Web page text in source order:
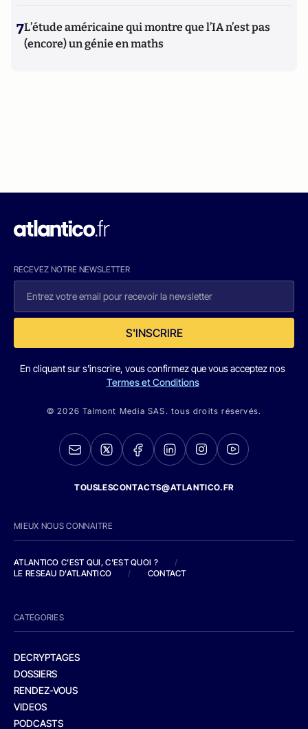
7L’étude américaine qui montre que l’IA n’est pas
(encore) un génie en maths
RECEVEZ NOTRE NEWSLETTER
S'INSCRIRE
En cliquant sur s'inscrire, vous confirmez que vous acceptez nos
Termes et Conditions
© 2026 Talmont Media SAS. tous droits réservés.
TOUSLESCONTACTS@ATLANTICO.FR
MIEUX NOUS CONNAITRE
ATLANTICO C'EST QUI, C'EST QUOI ?
/
LE RESEAU D'ATLANTICO
/ CONTACT
CATEGORIES
DECRYPTAGES
DOSSIERS
RENDEZ-VOUS
VIDEOS
PODCASTS